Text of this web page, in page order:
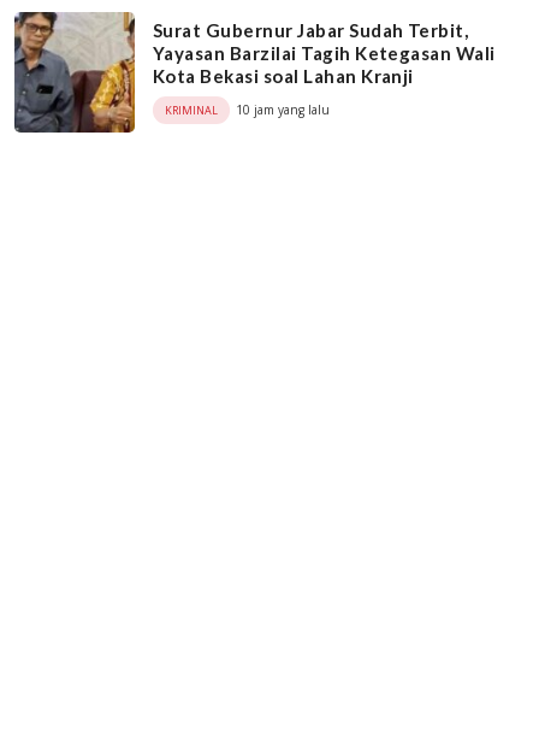
Surat Gubernur Jabar Sudah Terbit,
Yayasan Barzilai Tagih Ketegasan Wali
Kota Bekasi soal Lahan Kranji
KRIMINAL 10 jam yang lalu